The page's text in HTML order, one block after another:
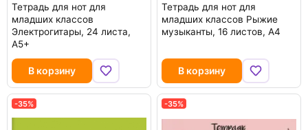
Тетрадь для нот для
младших классов
Электрогитары, 24 листа,
А5+
В корзину
Тетрадь для нот для
младших классов Рыжие
музыканты, 16 листов, А4
В корзину
-35% -35%